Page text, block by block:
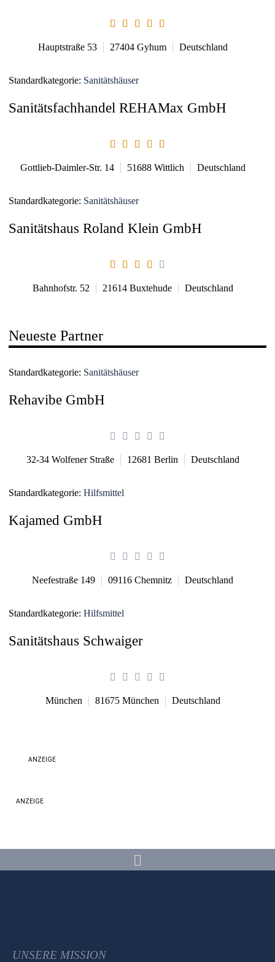
Hauptstraße 53 27404 Gyhum Deutschland
Standardkategorie: Sanitätshäuser
Sanitätsfachhandel REHAMax GmbH
Gottlieb-Daimler-Str. 14 51688 Wittlich Deutschland
Standardkategorie: Sanitätshäuser
Sanitätshaus Roland Klein GmbH
Bahnhofstr. 52 21614 Buxtehude Deutschland
Neueste Partner
Standardkategorie: Sanitätshäuser
Rehavibe GmbH
32-34 Wolfener Straße 12681 Berlin Deutschland
Standardkategorie: Hilfsmittel
Kajamed GmbH
Neefestraße 149 09116 Chemnitz Deutschland
Standardkategorie: Hilfsmittel
Sanitätshaus Schwaiger
München 81675 München Deutschland
ANZEIGE
ANZEIGE
UNSERE MISSION